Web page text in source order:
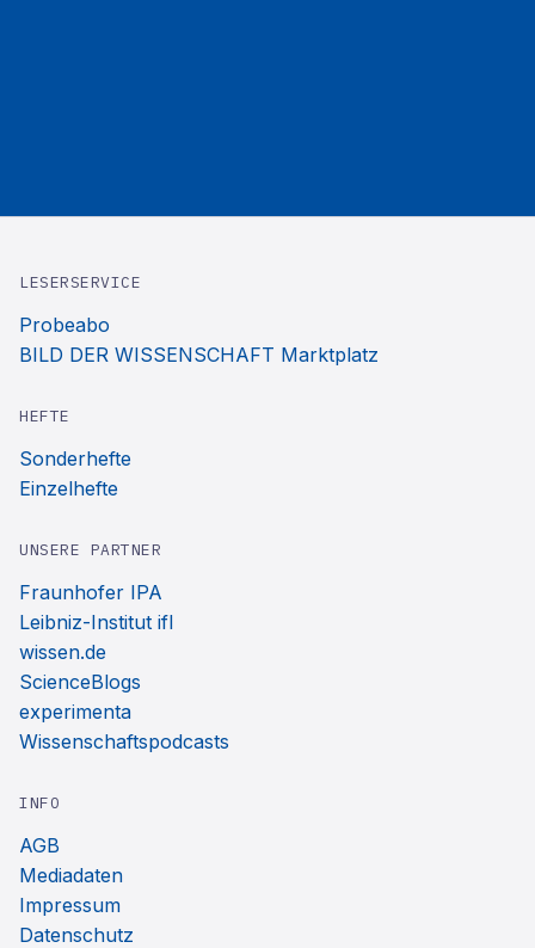
LESERSERVICE
Probeabo
BILD DER WISSENSCHAFT Marktplatz
HEFTE
Sonderhefte
Einzelhefte
UNSERE PARTNER
Fraunhofer IPA
Leibniz-Institut ifl
wissen.de
ScienceBlogs
experimenta
Wissenschaftspodcasts
INFO
AGB
Mediadaten
Impressum
Datenschutz